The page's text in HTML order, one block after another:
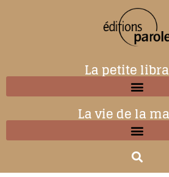
La petite
La vie de la